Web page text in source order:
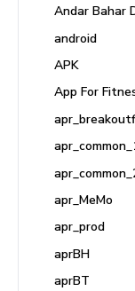
Andar Bahar
android
APK
App For
apr_MeMo
apr_prod
aprBH
aprBT